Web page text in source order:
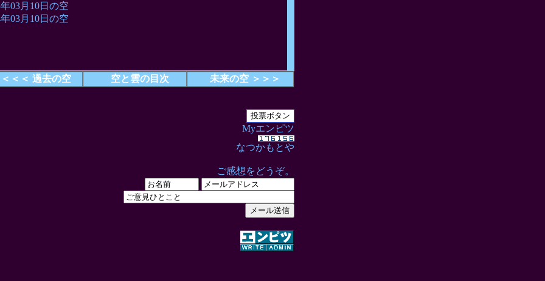
03月10日の空
03月10日の空
＜＜＜ 過去の空 空と雲の目次 未来の空 ＞＞＞
Myエンピツ
なつかもとや
ご感想をどうぞ。